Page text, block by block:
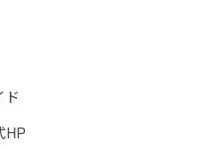
ド
HP